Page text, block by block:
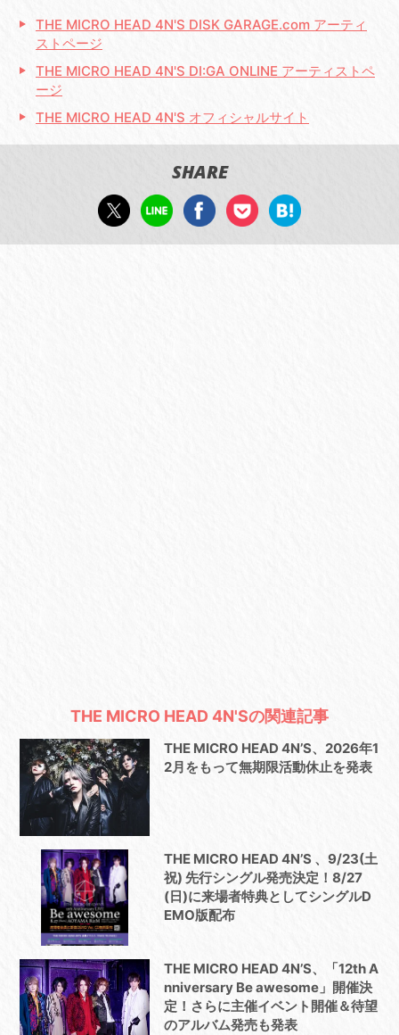
THE MICRO HEAD 4N'S DISK GARAGE.com アーティ
ストページ
THE MICRO HEAD 4N'S DI:GA ONLINE アーティストペ
ージ
THE MICRO HEAD 4N'S オフィシャルサイト
SHARE
THE MICRO HEAD 4N'Sの関連記事
THE MICRO HEAD 4N’S、2026年1
2月をもって無期限活動休止を発表
THE MICRO HEAD 4N’S 、9/23(土
祝) 先行シングル発売決定！8/27
(日)に来場者特典としてシングルD
EMO版配布
THE MICRO HEAD 4N’S、「12th A
nniversary Be awesome」開催決
定！さらに主催イベント開催＆待望
のアルバム発売も発表